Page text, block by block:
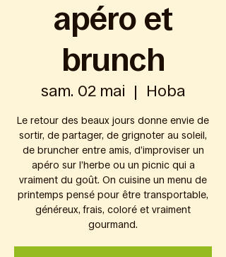
apéro et
brunch
sam. 02 mai
  |
Hoba
Le retour des beaux jours donne envie de
sortir, de partager, de grignoter au soleil,
de bruncher entre amis, d’improviser un
apéro sur l’herbe ou un picnic qui a
vraiment du goût. On cuisine un menu de
printemps pensé pour être transportable,
généreux, frais, coloré et vraiment
gourmand.